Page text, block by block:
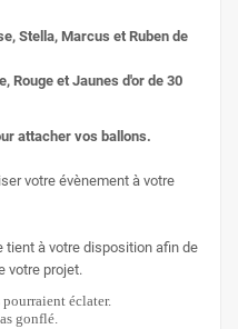
Stella, Marcus et Ruben de
Rouge et Jaunes d'or de 30
attacher vos ballons.
votre évènement à votre
tient à votre disposition afin de
votre projet.
éclater.
gonflé.